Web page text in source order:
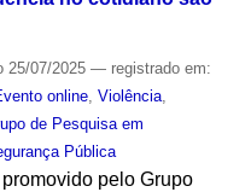
25/07/2025 — registrado em:
online, Violência,
de Pesquisa em
Pública
pelo Grupo